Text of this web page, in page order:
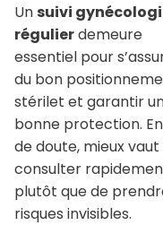
Un suivi
régulierdemeure
essentiel pour
du bon
stérilet et garantir
bonne protection.
de doute, mieux vaut
consulter
plutôt que de
risques invisibles.